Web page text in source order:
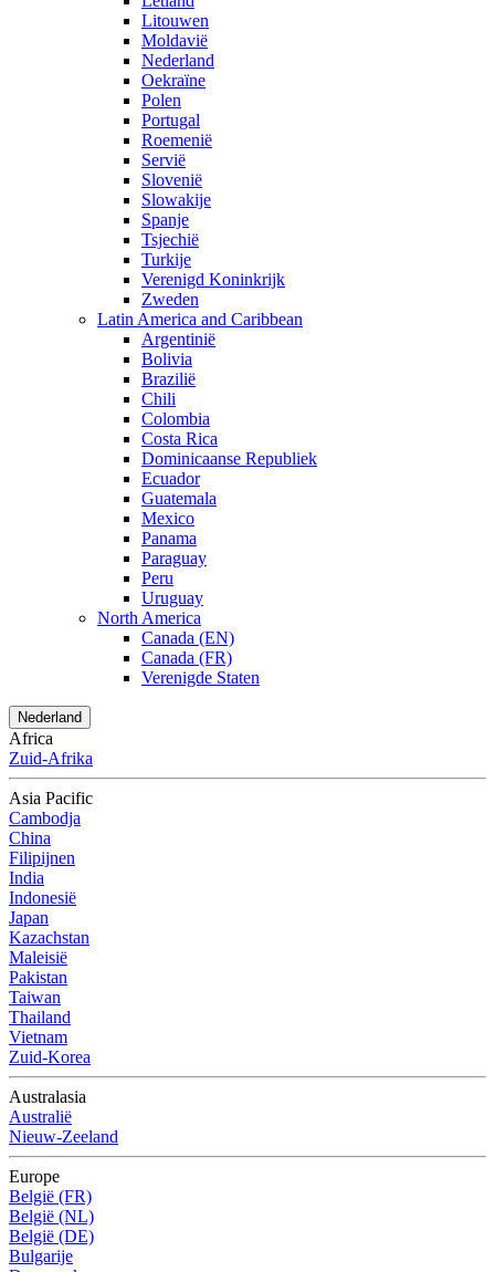
Litouwen
Moldavië
Nederland
Oekraïne
Polen
Portugal
Roemenië
Servië
Slovenië
Slowakije
Spanje
Tsjechië
Turkije
Verenigd Koninkrijk
Zweden
Latin America and Caribbean
Argentinië
Bolivia
Brazilië
Chili
Colombia
Costa Rica
Dominicaanse Republiek
Ecuador
Guatemala
Mexico
Panama
Paraguay
Peru
Uruguay
North America
Canada (EN)
Canada (FR)
Verenigde Staten
Nederland
Africa
Zuid-Afrika
Asia Pacific
Cambodja
China
Filipijnen
India
Indonesië
Japan
Kazachstan
Maleisië
Pakistan
Taiwan
Thailand
Vietnam
Zuid-Korea
Australasia
Australië
Nieuw-Zeeland
Europe
België (FR)
België (NL)
België (DE)
Bulgarije